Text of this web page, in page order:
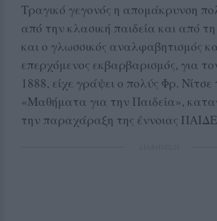
Τραγικό γεγονός η απομάκρυνση
από την κλασική παιδεία και από
και ο γλωσσικός αναλφαβητισμός
επερχόμενος εκβαρβαρισμός, για
1888, είχε γράψει ο πολύς Φρ.
«Μαθήματα για την Παιδεία»,
την παραχάραξη της έννοιας